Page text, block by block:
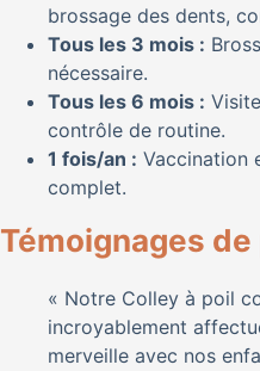
brossage des dents,
Tous les 3 mois :
nécessaire.
Tous les 6 mois :
contrôle de routine.
1 fois/an : Vaccination
complet.
Témoignages
« Notre Colley à poil
incroyablement
merveille avec nos